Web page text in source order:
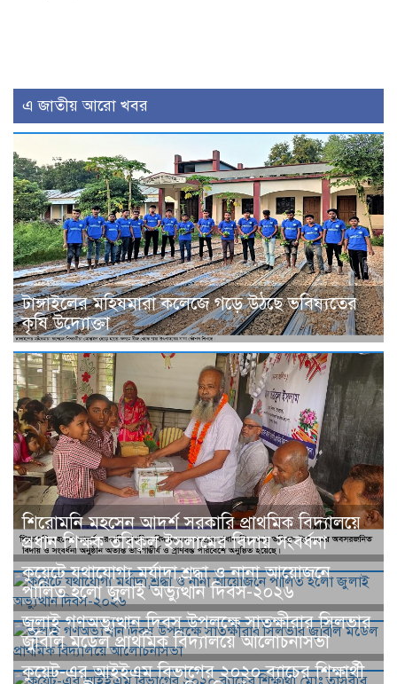
এ জাতীয় আরো খবর
টাঙ্গাইলের মহিষমারা কলেজে গড়ে উঠছে ভবিষ্যতের
কৃষি উদ্যোক্তা
শিরোমনি মহসেন আদর্শ সরকারি প্রাথমিক বিদ্যালয়ে
প্রধান শিক্ষক তরিকুল ইসলামের বিদায় সংবর্ধনা
কুয়েটে যথাযোগ্য মর্যাদা,শ্রদ্ধা ও নানা আয়োজনে
পালিত হলো জুলাই অভ্যুত্থান দিবস-২০২৬
জুলাই গণঅভ্যু্ত্থান দিবস উপলক্ষে সাতক্ষীরার সিলভার
জুবিলি মডেল প্রাথমিক বিদ্যালয়ে আলোচনাসভা
কুয়েট-এর আইইএম বিভাগের ২০২০ ব্যাচের শিক্ষার্থী